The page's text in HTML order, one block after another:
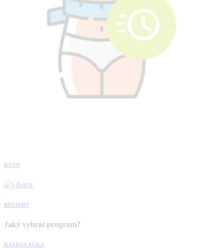
KETO
RESTART
Jaký vybrat program?
KALKULAČKA